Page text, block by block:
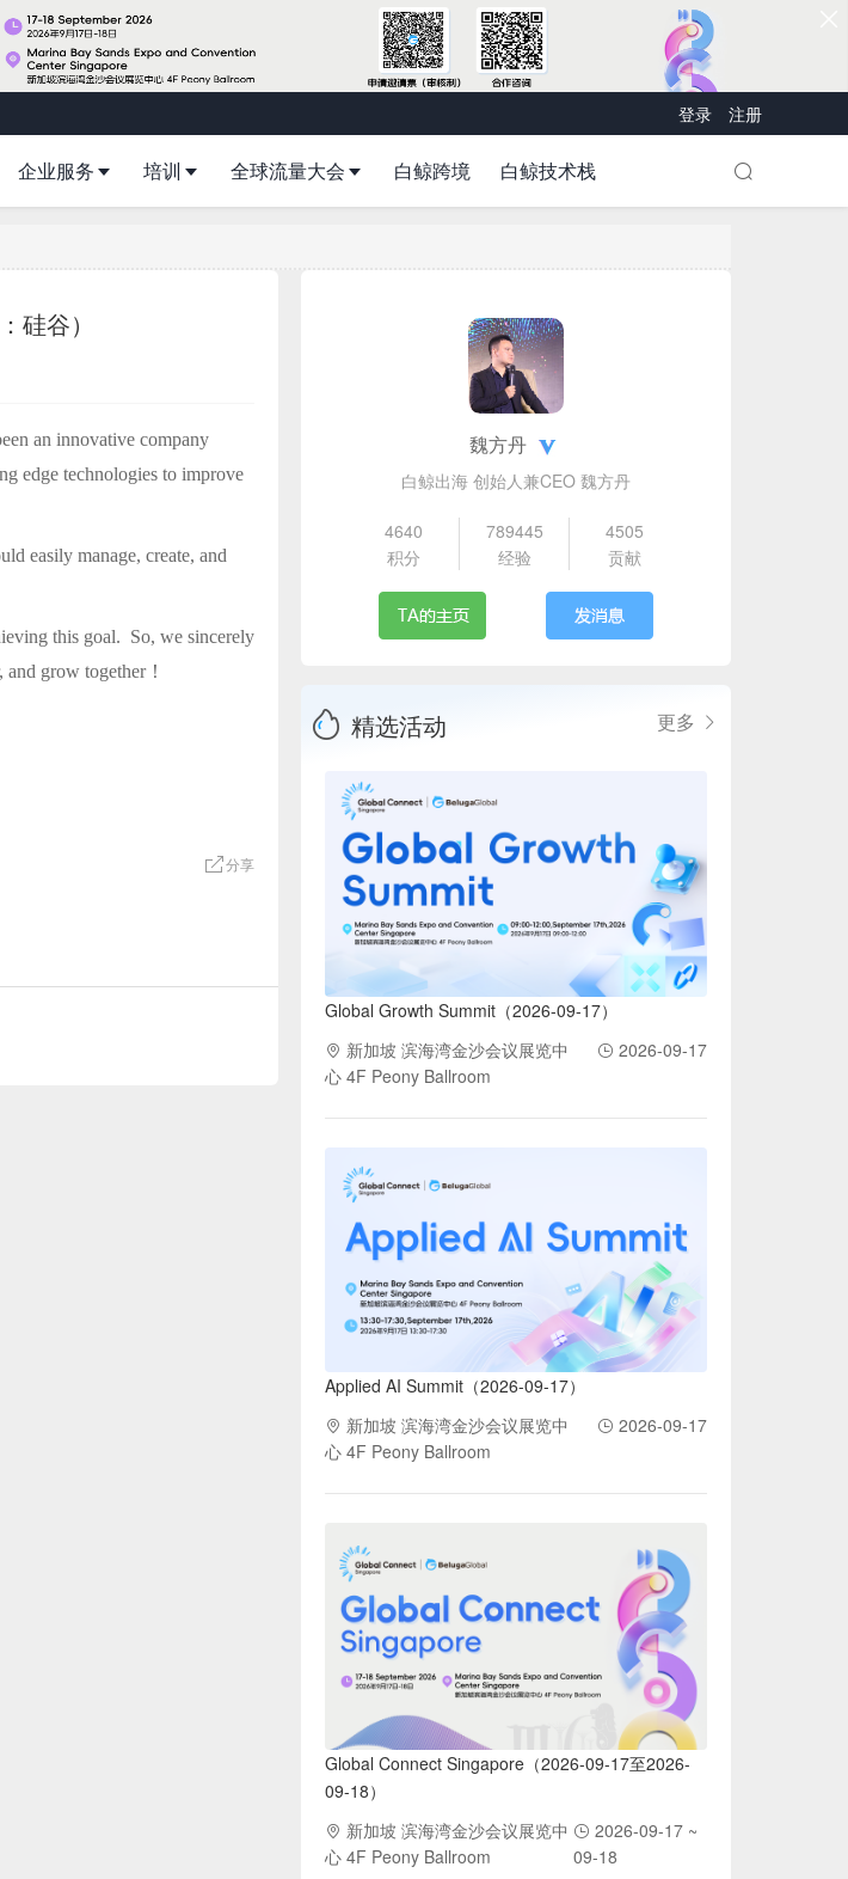
登录 注册
企业服务 培训 全球流量大会 白鲸跨境 白鲸技术栈
硅谷）
an innovative company
edge technologies to improve
easily manage, create, and
this goal. So, we sincerely
grow together！
分享
魏方丹
白鲸出海 创始人兼CEO 魏方丹
4640
积分
789445
经验
4505
贡献
精选活动 更多
Global Growth Summit（2026-09-17）
新加坡 滨海湾金沙会议展览中
心 4F Peony Ballroom
2026-09-17
Applied AI Summit（2026-09-17）
新加坡 滨海湾金沙会议展览中
心 4F Peony Ballroom
2026-09-17
Global Connect Singapore（2026-09-17至2026-
09-18）
新加坡 滨海湾金沙会议展览中
心 4F Peony Ballroom
2026-09-17 ~
09-18